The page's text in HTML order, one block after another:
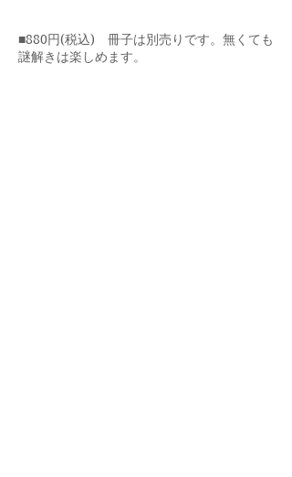
■880円(税込) 冊子は別売りです。無くても
謎解きは楽しめます。